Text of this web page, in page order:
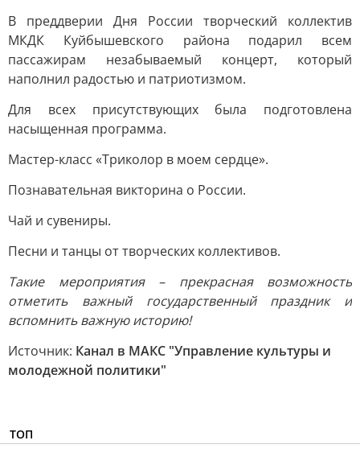
В преддверии Дня России творческий коллектив
МКДК Куйбышевского района подарил всем
пассажирам незабываемый концерт, который
наполнил радостью и патриотизмом.
Для всех присутствующих была подготовлена
насыщенная программа.
Мастер-класс «Триколор в моем сердце».
Познавательная викторина о России.
Чай и сувениры.
Песни и танцы от творческих коллективов.
Такие мероприятия – прекрасная возможность
отметить важный государственный праздник и
вспомнить важную историю!
Источник: Канал в МАКС "Управление культуры и
молодежной политики"
ТОП